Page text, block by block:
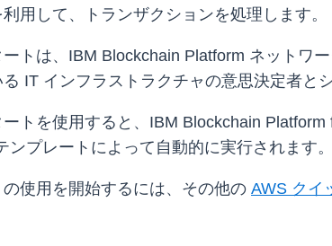
用して、トランザクションを処理します。
トは、IBM Blockchain Platform ネットワ
IT インフラストラクチャの意思決定者と
トを使用すると、IBM Blockchain
ンプレートによって自動的に実行されます。
使用を開始するには、その他の AWS クイ